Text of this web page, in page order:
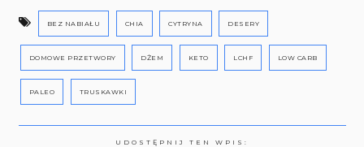
BEZ NABIAŁU CHIA CYTRYNA DESERY
DOMOWE PRZETWORY DŻEM KETO LCHF LOW CARB
PALEO TRUSKAWKI
UDOSTĘPNIJ TEN WPIS: